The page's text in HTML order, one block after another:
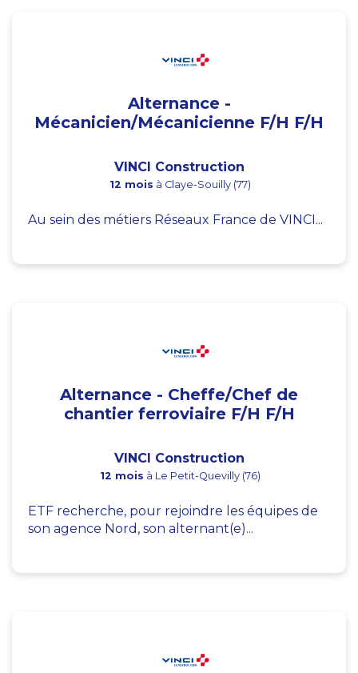
Alternance -
Mécanicien/Mécanicienne F/H F/H
VINCI Construction
12 mois à Claye-Souilly (77)
Au sein des métiers Réseaux France de VINCI...
Alternance - Cheffe/Chef de
chantier ferroviaire F/H F/H
VINCI Construction
12 mois à Le Petit-Quevilly (76)
ETF recherche, pour rejoindre les équipes de
son agence Nord, son alternant(e)...